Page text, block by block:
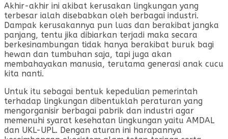
Akhir-akhir ini akibat kerusakan lingkungan yang
terbesar ialah disebabkan oleh berbagai industri.
Dampak kerusakannya pun luas dan berakibat jangka
panjang, tentu jika dibiarkan terjadi maka secara
berkesinambungan tidak hanya berakibat buruk bagi
hewan dan tumbuhan saja, tapi juga akan
membahayakan manusia, terutama generasi anak cucu
kita nanti.
Untuk itu sebagai bentuk kepedulian pemerintah
terhadap lingkungan dibentuklah peraturan yang
mengorganisir berbagai pabrik dan industri agar
memenuhi syarat kesehatan lingkungan yaitu AMDAL
dan UKL-UPL. Dengan aturan ini harapannya